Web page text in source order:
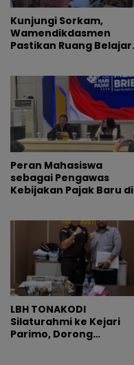
Kunjungi Sorkam,
Wamendikdasmen
Pastikan Ruang Belajar
Peran Mahasiswa
sebagai Pengawas
Kebijakan Pajak Baru di
LBH TONAKODI
Silaturahmi ke Kejari
Parimo, Dorong